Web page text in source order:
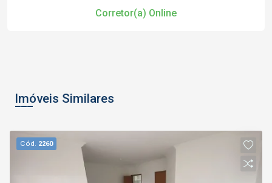
Corretor(a) Online
Imóveis Similares
Cód. 2260